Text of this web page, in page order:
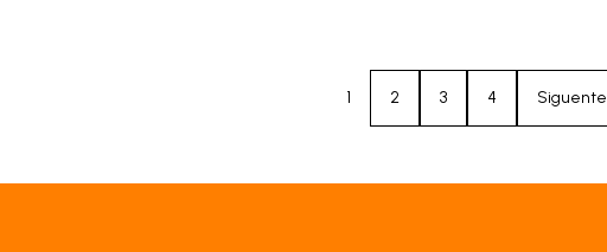
1 2 3 4 Siguente